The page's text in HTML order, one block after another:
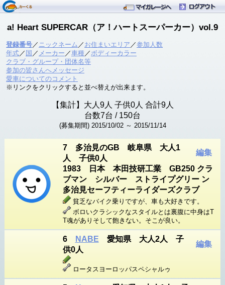
a! Heart SUPERCAR（ア！ハートスーパーカー）vol.9
登録番号／ ニックネーム ／ お住まいエリア ／参加人数
年式／ 国 ／ メーカー ／車種／ボディーカラー
クラブ・グループ・団体名等
参加の皆さんへメッセージ
愛車についてのコメント
※リンクをクリックすると並べ替えが出来ます。
【集計】大人 9人 子供0人 合計9人
台数7台 / 150台
(募集期間) 2015/10/02 ～ 2015/11/14
7 多治見のGB 岐阜県 大人1
人 子供0人
編集
1983 日本 本田技研工業 GB250 クラ
ブマン シルバー ストライプグリー ン
多治見セーフティーライダーズクラブ
貧乏なバイク乗りですが、車も大好きです。
ボロいクラシックなスタイルとは裏腹に中身はT
T魂がありそして飽きない。そこが良い。
6 NABE 愛知県 大人2人 子
供0人
編集
ロータスヨーロッパスペシャルゥ